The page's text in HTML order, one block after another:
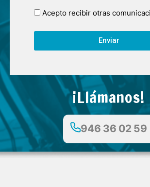
Acepto recibir otras
Enviar
¡Llámanos!
946 36 02 59